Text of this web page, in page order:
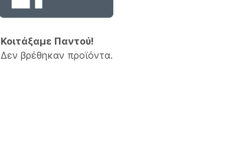
Κοιτάξαμε Παντού!
Δεν βρέθηκαν προϊόντα.